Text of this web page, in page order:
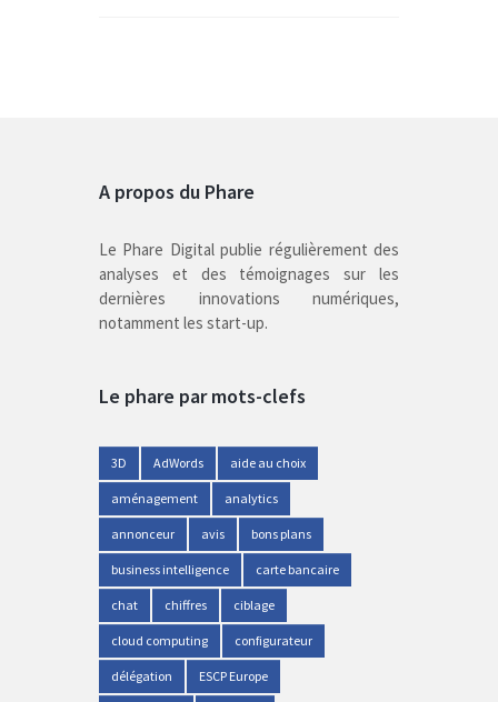
A propos du Phare
Le Phare Digital publie régulièrement des
analyses et des témoignages sur les
dernières innovations numériques,
notamment les start-up.
Le phare par mots-clefs
3D AdWords aide au choix
aménagement analytics
annonceur avis bons plans
business intelligence carte bancaire
chat chiffres ciblage
cloud computing configurateur
délégation ESCP Europe